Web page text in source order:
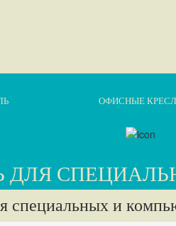
ОФИСНЫЕ
ДЛЯ
специальных и